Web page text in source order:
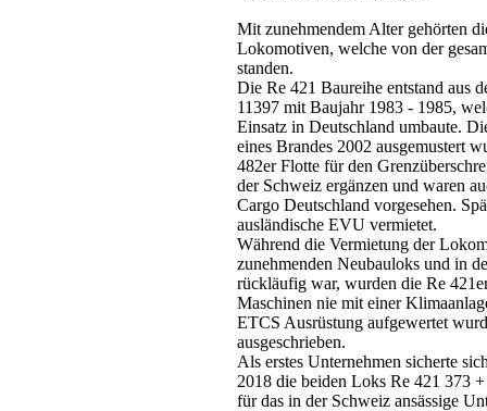
Mit zunehmendem Alter gehörten
Lokomotiven, welche von der
standen.
Die Re 421 Baureihe entstand aus
11397 mit Baujahr 1983 - 1985,
Einsatz in Deutschland umbaute.
eines Brandes 2002 ausgemustert
482er Flotte für den
der Schweiz ergänzen und waren
Cargo Deutschland vorgesehen.
ausländische EVU vermietet.
Während die Vermietung der
zunehmenden Neubauloks und in
rückläufig war, wurden die Re
Maschinen nie mit einer
ETCS Ausrüstung aufgewertet
ausgeschrieben.
Als erstes Unternehmen sicherte
2018 die beiden Loks Re 421 373
für das in der Schweiz ansässige